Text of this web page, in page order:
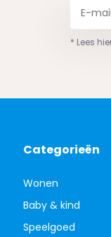
* Lees
Categorieën
Wonen
Baby & kind
Speelgoed